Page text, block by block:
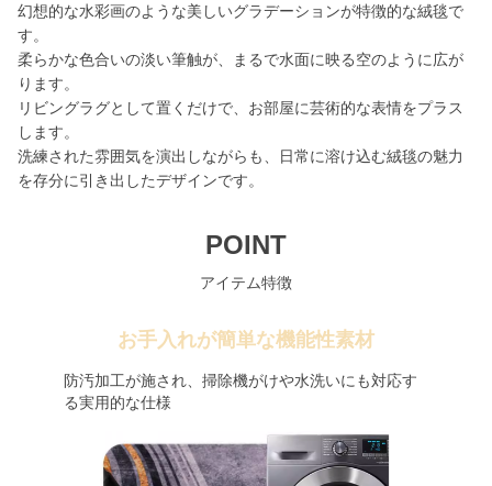
幻想的な水彩画のような美しいグラデーションが特徴的な絨毯で
す。
柔らかな色合いの淡い筆触が、まるで水面に映る空のように広が
ります。
リビングラグとして置くだけで、お部屋に芸術的な表情をプラス
します。
洗練された雰囲気を演出しながらも、日常に溶け込む絨毯の魅力
を存分に引き出したデザインです。
POINT
アイテム特徴
お手入れが簡単な機能性素材
防汚加工が施され、掃除機がけや水洗いにも対応す
る実用的な仕様